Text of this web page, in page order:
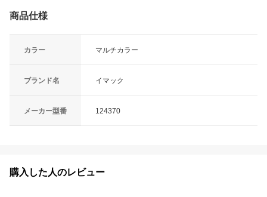
商品仕様
カラー マルチカラー
ブランド名 イマック
メーカー型番 124370
購入した人のレビュー